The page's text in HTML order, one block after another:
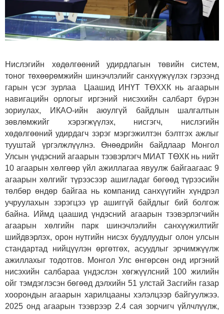
Нислэгийн хөдөлгөөний удирдлагын төвийн систем,
тоног төхөөрөмжийн шинэчлэлийг санхүүжүүлэх гэрээнд
гарын үсэг зурлаа Цаашид ИНҮТ ТӨХХК нь агаарын
навигацийн орлогыг иргэний нисэхийн салбарт бүрэн
зориулах, ИКАО-ийн аюулгүй байдлын шалгалтын
зөвлөмжийг хэрэгжүүлэх, нисгэгч, нислэгийн
хөдөлгөөний удирдагч зэрэг мэргэжилтэн бэлтгэх ажлыг
тууштай үргэлжлүүлнэ. Өнөөдрийн байдлаар Монгол
Улсын үндэсний агаарын тээвэрлэгч МИАТ ТӨХК нь нийт
10 агаарын хөлгөөр үйл ажиллагаа явуулж байгаагаас 9
агаарын хөлгийг түрээсээр ашигладаг бөгөөд түрээсийн
төлбөр өндөр байгаа нь компанид санхүүгийн хүндрэл
учруулахын зэрэгцээ үр ашиггүй байдлыг бий болгож
байна. Иймд цаашид үндэсний агаарын тээвэрлэгчийн
агаарын хөлгийн парк шинэчлэлийн санхүүжилтийг
шийдвэрлэх, орон нутгийн нисэх буудлуудыг олон улсын
стандартад нийцүүлэн өргөтгөх, асуудлыг эрчимжүүлж
ажиллахыг тодотгов. Монгол Улс өнгөрсөн онд иргэний
нисэхийн салбараа үндэслэн хөгжүүлсний 100 жилийн
ойг тэмдэглэсэн бөгөөд дэлхийн 51 улстай Засгийн газар
хоорондын агаарын харилцааны хэлэлцээр байгуулжээ.
2025 онд агаарын тээврээр 2.4 сая зорчигч үйлчлүүлж,